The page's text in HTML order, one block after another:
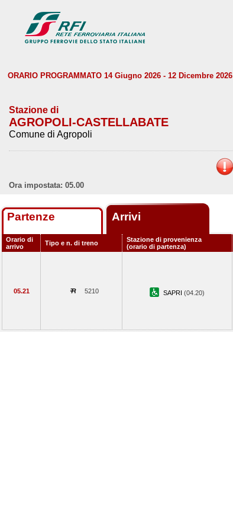
ORARIO PROGRAMMATO 14 Giugno 2026 - 12 Dicembre 2026
Stazione di
AGROPOLI-CASTELLABATE
Comune di Agropoli
Ora impostata: 05.00
Partenze Arrivi
Orario di
arrivo
Tipo e n. di treno
Stazione di provenienza
(orario di partenza)
05.21 5210 SAPRI (04.20)